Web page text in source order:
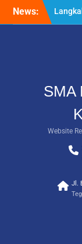
News:
Saat
2026
SMA
Website
Jl.